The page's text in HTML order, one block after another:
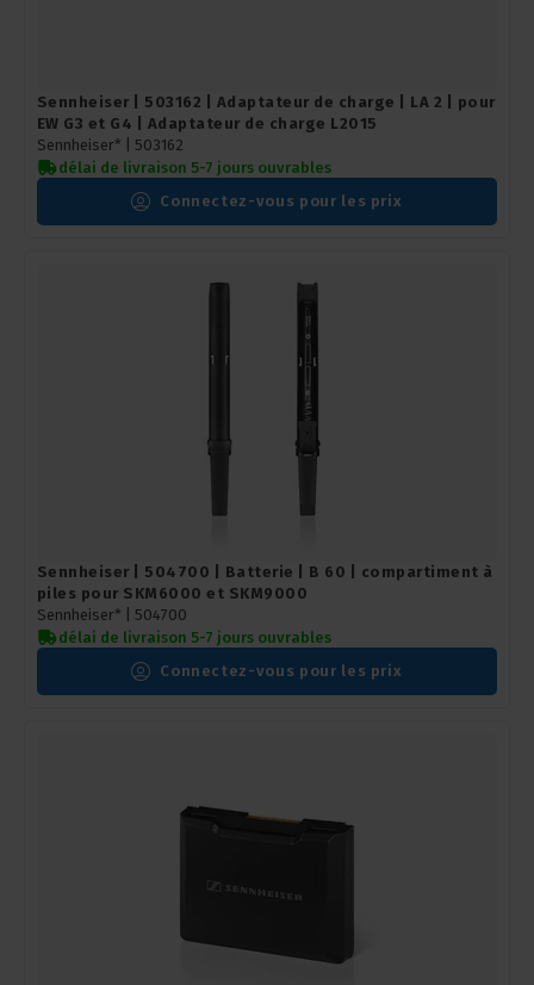
Sennheiser | 503162 | Adaptateur de charge | LA 2 | pour
EW G3 et G4 | Adaptateur de charge L2015
Sennheiser* | 503162
délai de livraison 5-7 jours ouvrables
Connectez-vous pour les prix
Sennheiser | 504700 | Batterie | B 60 | compartiment à
piles pour SKM6000 et SKM9000
Sennheiser* | 504700
délai de livraison 5-7 jours ouvrables
Connectez-vous pour les prix